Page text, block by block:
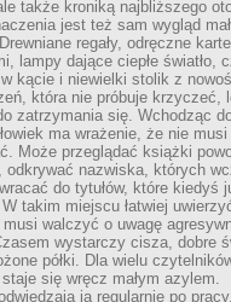
także kroniką najbliższego
jest też sam wygląd
regały, odręczne
lampy dające ciepłe światło,
kącie i niewielki stolik z
która nie próbuje krzyczeć,
zatrzymania się. Wchodząc
ma wrażenie, że nie
Może przeglądać książki
odkrywać nazwiska, których
do tytułów, które kiedyś
W takim miejscu łatwiej
musi walczyć o uwagę
wystarczy cisza, dobre
półki. Dla wielu
się wręcz małym azylem.
ją regularnie po